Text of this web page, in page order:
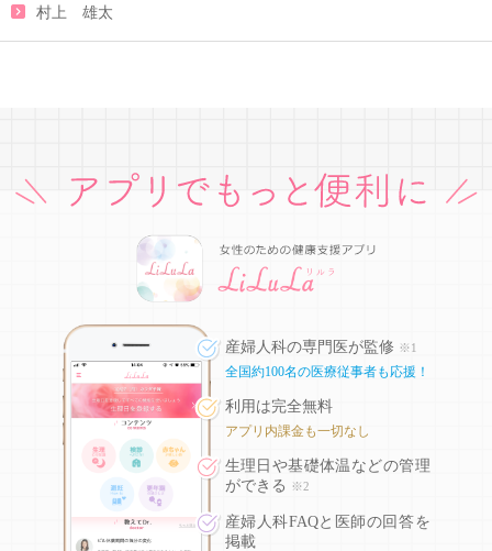
村上 雄太
産婦人科の専門医が監修 ※1
全国約100名の医療従事者も応援！
利用は完全無料
アプリ内課金も一切なし
生理日や基礎体温などの管理
ができる
※2
産婦人科FAQと医師の回答を
掲載